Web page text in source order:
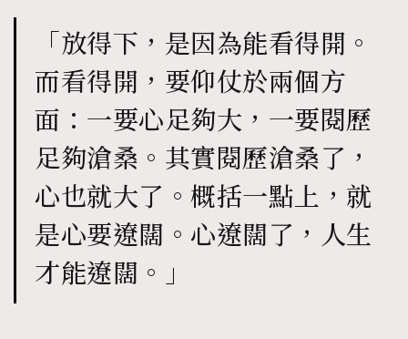
「放得下，是因為能看得開。
而看得開，要仰仗於兩個方
面：一要心足夠大，一要閱歷
足夠滄桑。其實閱歷滄桑了，
心也就大了。概括一點上，就
是心要遼闊。心遼闊了，人生
才能遼闊。」